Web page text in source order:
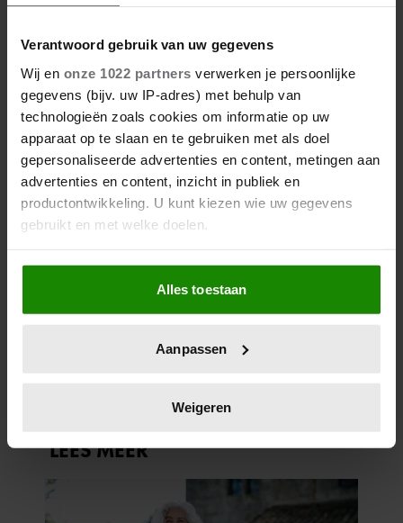
Verantwoord gebruik van uw gegevens
Wij en onze 1022 partners verwerken je persoonlijke
gegevens (bijv. uw IP-adres) met behulp van
technologieën zoals cookies om informatie op uw
apparaat op te slaan en te gebruiken met als doel
gepersonaliseerde advertenties en content, metingen aan
advertenties en content, inzicht in publiek en
productontwikkeling. U kunt kiezen wie uw gegevens
gebruikt en met welke doelen.
Als u het toestaat, willen we ook graag:
Informatie verzamelen over uw geografische
locatie, die tot een paar meter nauwkeurig kan zijn
scannen op specifieke eigenschappen (fingerprinting)
verwerkt en stel uw voorkeuren in het
intrekken in de Cookieverklaring.
personaliseren, om functies voor social media te bieden
Alles toestaan
Aanpassen
Weigeren
DER BOOM ZET UITSPRAKEN
RECHT
6 augustus 2026
LIEFDE’-AVONTUUR VAN
NISHA TARA